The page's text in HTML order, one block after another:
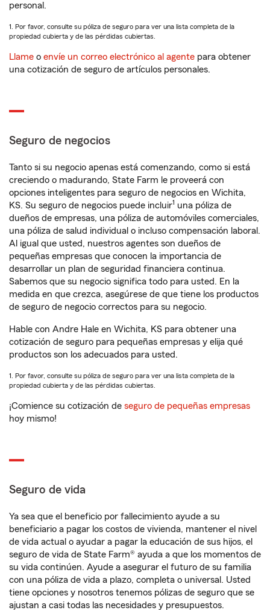
personal.
1. Por favor, consulte su póliza de seguro para ver una lista completa de la
propiedad cubierta y de las pérdidas cubiertas.
Llame o envíe un correo electrónico al agente para obtener
una cotización de seguro de artículos personales.
Seguro de negocios
Tanto si su negocio apenas está comenzando, como si está
creciendo o madurando, State Farm le proveerá con
opciones inteligentes para seguro de negocios en Wichita,
KS. Su seguro de negocios puede incluir1 una póliza de
dueños de empresas, una póliza de automóviles comerciales,
una póliza de salud individual o incluso compensación laboral.
Al igual que usted, nuestros agentes son dueños de
pequeñas empresas que conocen la importancia de
desarrollar un plan de seguridad financiera continua.
Sabemos que su negocio significa todo para usted. En la
medida en que crezca, asegúrese de que tiene los productos
de seguro de negocio correctos para su negocio.
Hable con Andre Hale en Wichita, KS para obtener una
cotización de seguro para pequeñas empresas y elija qué
productos son los adecuados para usted.
1. Por favor, consulte su póliza de seguro para ver una lista completa de la
propiedad cubierta y de las pérdidas cubiertas.
¡Comience su cotización de seguro de pequeñas empresas
hoy mismo!
Seguro de vida
Ya sea que el beneficio por fallecimiento ayude a su
beneficiario a pagar los costos de vivienda, mantener el nivel
de vida actual o ayudar a pagar la educación de sus hijos, el
seguro de vida de State Farm® ayuda a que los momentos de
su vida continúen. Ayude a asegurar el futuro de su familia
con una póliza de vida a plazo, completa o universal. Usted
tiene opciones y nosotros tenemos pólizas de seguro que se
ajustan a casi todas las necesidades y presupuestos.